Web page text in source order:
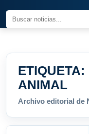
ETIQUETA:
ANIMAL
Archivo editorial de